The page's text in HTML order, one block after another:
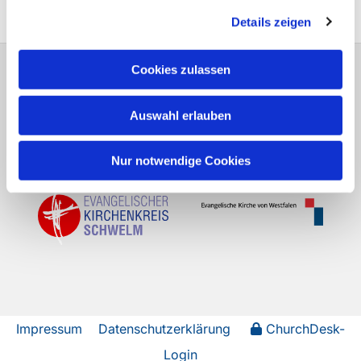
Details zeigen
Cookies zulassen
Auswahl erlauben
Nur notwendige Cookies
Evangelische Kirchengemeinde Voerde in
Ennepetal Milsper Straße 3 58256
Fon:02333 / 2977
sch-kg-voerde@kk-
Impressum Datenschutzerklärung
ChurchDesk-
Login